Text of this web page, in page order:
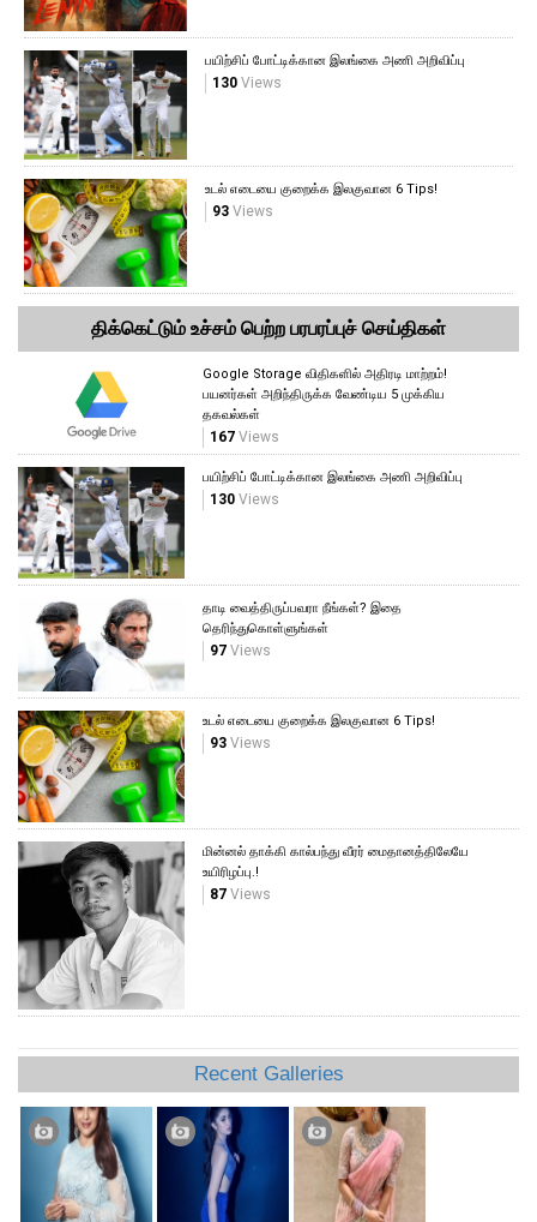
பயிற்சிப் போட்டிக்கான இலங்கை அணி அறிவிப்பு
130Views
உடல் எடையை குறைக்க இலகுவான 6 Tips!
93Views
திக்கெட்டும் உச்சம் பெற்ற பரபரப்புச் செய்திகள்
Google Storage விதிகளில் அதிரடி மாற்றம்!
பயனர்கள் அறிந்திருக்க வேண்டிய 5 முக்கிய
தகவல்கள்
167 Views
பயிற்சிப் போட்டிக்கான இலங்கை அணி அறிவிப்பு
130 Views
தாடி வைத்திருப்பவரா நீங்கள்? இதை
தெரிந்துகொள்ளுங்கள்
97 Views
உடல் எடையை குறைக்க இலகுவான 6 Tips!
93 Views
மின்னல் தாக்கி கால்பந்து வீரர் மைதானத்திலேயே
உயிரிழப்பு.!
87 Views
Recent Galleries